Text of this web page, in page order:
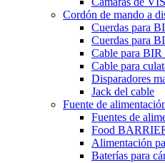
Cordón de mando a
Cuerdas para
Cuerdas para
Cable para BIR
Cable para
Disparadores
Jack del cable
Fuente de
Fuentes de
Food
Alimentación
Baterías para